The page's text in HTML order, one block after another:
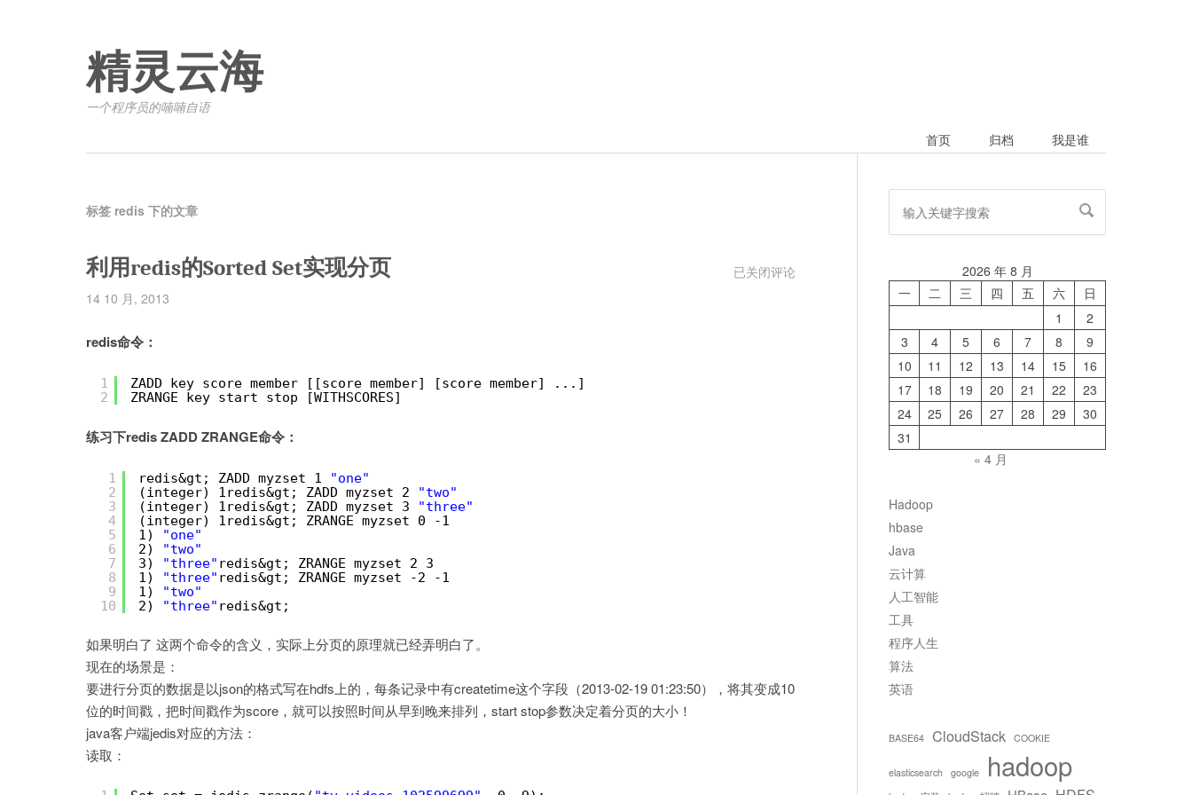
精灵云海
一个程序员的喃喃自语
首页
归档 我是谁
标签 redis 下的文章
利用redis的Sorted Set实现分页
14 10 月, 2013
利
已关闭评论
redis命令：
1
2
ZADD key score member [[score member] [score member] ...]
ZRANGE key start stop [WITHSCORES]
练习下redis ZADD ZRANGE命令：
1
2
3
4
5
6
7
8
9
10
redis&gt; ZADD myzset 1
"one"
(integer) 1redis&gt; ZADD myzset 2
"two"
(integer) 1redis&gt; ZADD myzset 3
"three"
(integer) 1redis&gt; ZRANGE myzset 0 -1
1)
"one"
2)
"two"
3)
"three" redis&gt; ZRANGE myzset 2 3
1)
"three" redis&gt; ZRANGE myzset -2 -1
1)
"two"
2)
"three" redis&gt;
如果明白了 这两个命令的含义，实际上分页的原理就已经弄明白了。
现在的场景是：
要进行分页的数据是以json的格式写在hdfs上的，每条记录中有createtime这个字段（2013-02-19 01:23:50），将其变成10
位的时间戳，把时间戳作为score，就可以按照时间从早到晚来排列，start stop参数决定着分页的大小！
java客户端jedis对应的方法：
读取：
2026 年 8 月
一
二 三 四 五 六
日
1
2
3
4 5 6 7 8
9
10
11 12 13 14 15
16
17
18 19 20 21 22
23
24
25 26 27 28 29
30
31
« 4 月
Hadoop
hbase
Java
云计算
人工智能
工具
程序人生
算法
英语
BASE64 CloudStack COOKIE
elasticsearch google hadoop